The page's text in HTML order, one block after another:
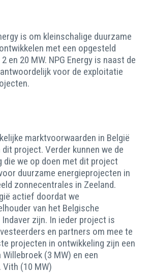
is om kleinschalige duurzame
met een opgesteld
en 20 MW. NPG Energy is naast de
voor de exploitatie
marktvoorwaarden in België
dit project. Verder kunnen we de
die we op doen met dit project
duurzame energieprojecten in
zonnecentrales in Zeeland.
actief doordat we
van het Belgische
zijn. In ieder project is
en partners om mee te
projecten in ontwikkeling zijn een
(3 MW) en een
(10 MW)